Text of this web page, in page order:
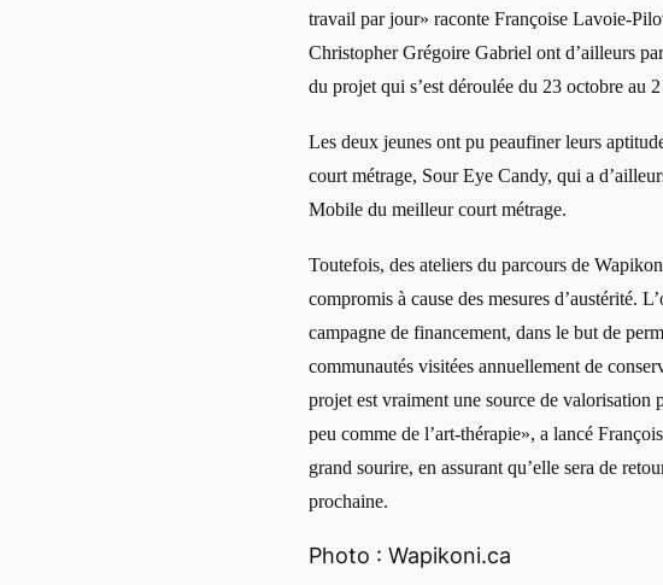
travail par jour» raconte Françoise Lavoie-
Christopher Grégoire Gabriel ont d’ailleurs
du projet qui s’est déroulée du 23 octobre au
Les deux jeunes ont pu peaufiner leurs
court métrage, Sour Eye Candy, qui a
Mobile du meilleur court métrage.
Toutefois, des ateliers du parcours de
compromis à cause des mesures d’austérité.
campagne de financement, dans le but de
communautés visitées annuellement de
projet est vraiment une source de valorisation
peu comme de l’art-thérapie», a lancé
grand sourire, en assurant qu’elle sera de
prochaine.
Photo : Wapikoni.ca